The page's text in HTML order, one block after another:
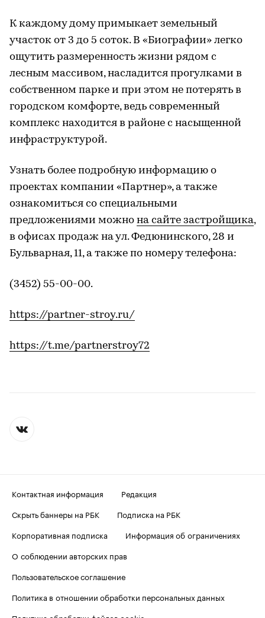
К каждому дому примыкает земельный
участок от 3 до 5 соток. В «Биографии» легко
ощутить размеренность жизни рядом с
лесным массивом, насладится прогулками в
собственном парке и при этом не потерять в
городском комфорте, ведь современный
комплекс находится в районе с насыщенной
инфраструктурой.
Узнать более подробную информацию о
проектах компании «Партнер», а также
ознакомиться со специальными
предложениями можно на сайте застройщика,
в офисах продаж на ул. Федюнинского, 28 и
Бульварная, 11, а также по номеру телефона:
(3452) 55-00-00.
https://partner-stroy.ru/
https://t.me/partnerstroy72
Контактная информация
Редакция
Скрыть баннеры на РБК
Подписка на РБК
Корпоративная подписка
Информация об ограничениях
О соблюдении авторских прав
Пользовательское соглашение
Политика в отношении обработки персональных данных